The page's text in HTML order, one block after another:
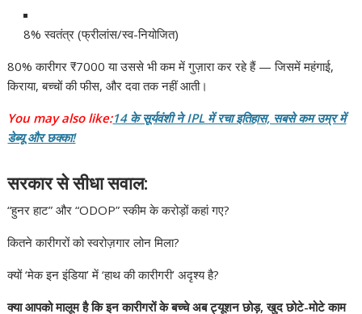
8% स्वतंत्र (फ्रीलांस/स्व-नियोजित)
80% कारीगर ₹7000 या उससे भी कम में गुज़ारा कर रहे हैं — जिसमें महंगाई,
किराया, बच्चों की फीस, और दवा तक नहीं आती।
You may also like:14 के सूर्यवंशी ने IPL में रचा इतिहास, सबसे कम उम्र में
डेब्यू और छक्का!
सरकार से सीधा सवाल:
“हुनर हाट” और “ODOP” स्कीम के करोड़ों कहां गए?
कितने कारीगरों को स्वरोज़गार लोन मिला?
क्यों ‘मेक इन इंडिया’ में ‘हाथ की कारीगरी’ अदृश्य है?
क्या आपको मालूम है कि इन कारीगरों के बच्चे अब ट्यूशन छोड़, खुद छोटे-मोटे काम